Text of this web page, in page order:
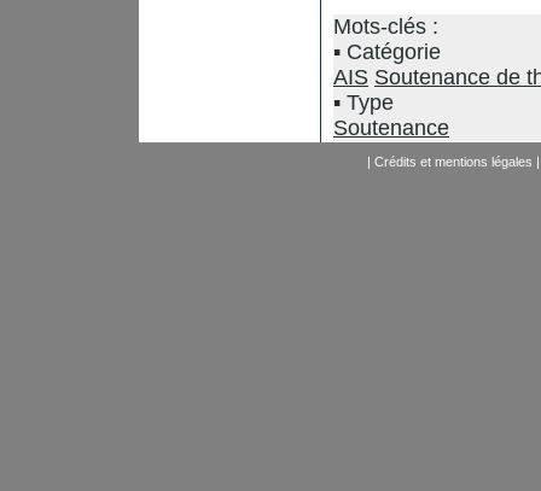
Mots-clés :
Catégorie
AIS Soutenance de
Type
Soutenance
| Crédits et mentions légales